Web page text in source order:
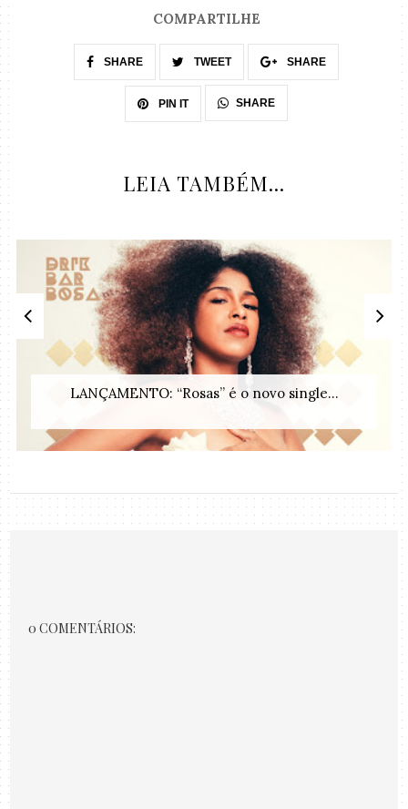
COMPARTILHE
SHARE TWEET SHARE
PIN IT SHARE
LEIA TAMBÉM...
LANÇAMENTO: “Rosas” é o novo single...
0 COMENTÁRIOS: